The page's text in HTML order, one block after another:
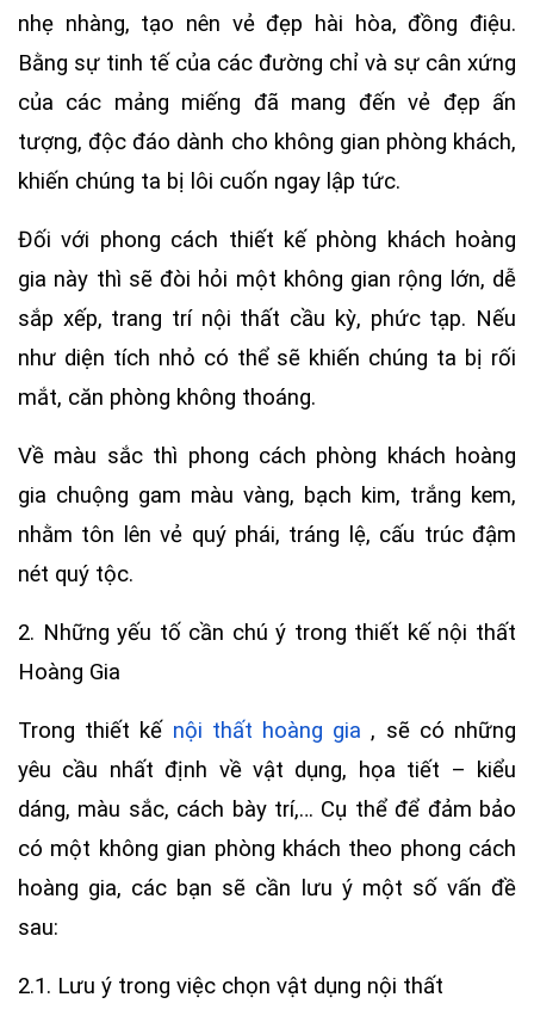
nhẹ nhàng, tạo nên vẻ đẹp hài hòa, đồng điệu.
Bằng sự tinh tế của các đường chỉ và sự cân xứng
của các mảng miếng đã mang đến vẻ đẹp ấn
tượng, độc đáo dành cho không gian phòng khách,
khiến chúng ta bị lôi cuốn ngay lập tức.
Đối với phong cách thiết kế phòng khách hoàng
gia này thì sẽ đòi hỏi một không gian rộng lớn, dễ
sắp xếp, trang trí nội thất cầu kỳ, phức tạp. Nếu
như diện tích nhỏ có thể sẽ khiến chúng ta bị rối
mắt, căn phòng không thoáng.
Về màu sắc thì phong cách phòng khách hoàng
gia chuộng gam màu vàng, bạch kim, trắng kem,
nhằm tôn lên vẻ quý phái, tráng lệ, cấu trúc đậm
nét quý tộc.
2. Những yếu tố cần chú ý trong thiết kế nội thất
Hoàng Gia
Trong thiết kế nội thất hoàng gia , sẽ có những
yêu cầu nhất định về vật dụng, họa tiết – kiểu
dáng, màu sắc, cách bày trí,… Cụ thể để đảm bảo
có một không gian phòng khách theo phong cách
hoàng gia, các bạn sẽ cần lưu ý một số vấn đề
sau:
2.1. Lưu ý trong việc chọn vật dụng nội thất